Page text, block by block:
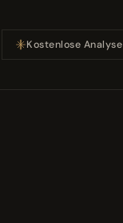
Kostenlose Analyse